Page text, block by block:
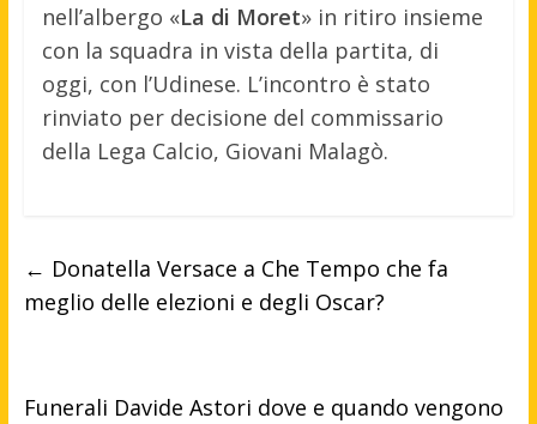
nell’albergo «La di Moret» in ritiro insieme
con la squadra in vista della partita, di
oggi, con l’Udinese. L’incontro è stato
rinviato per decisione del commissario
della Lega Calcio, Giovani Malagò.
← Donatella Versace a Che Tempo che fa
meglio delle elezioni e degli Oscar?
Funerali Davide Astori dove e quando vengono